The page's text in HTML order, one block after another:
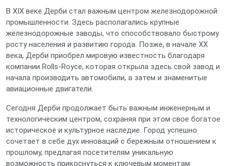
В XIX веке Дерби стал важным центром железнодорожной
промышленности. Здесь располагались крупные
железнодорожные заводы, что способствовало быстрому
росту населения и развитию города. Позже, в начале XX
века, Дерби приобрел мировую известность благодаря
компании Rolls-Royce, которая открыла здесь свой завод и
начала производить автомобили, а затем и знаменитые
авиационные двигатели.
Сегодня Дерби продолжает быть важным инженерным и
технологическим центром, сохраняя при этом свое богатое
историческое и культурное наследие. Город успешно
сочетает в себе дух инноваций с бережным отношением к
прошлому, предлагая посетителям уникальную
возможность прикоснуться к ключевым моментам